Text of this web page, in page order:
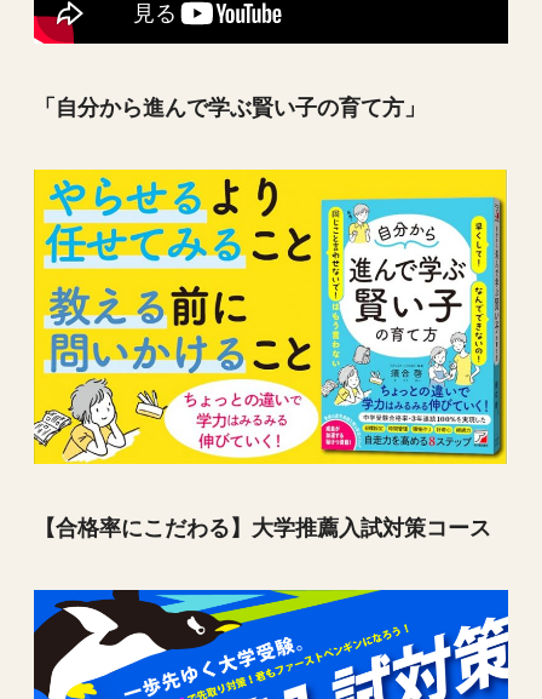
「自分から進んで学ぶ賢い子の育て方」
【合格率にこだわる】大学推薦入試対策コース